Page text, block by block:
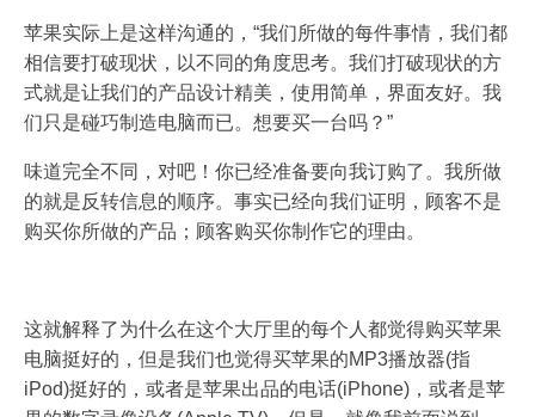
苹果实际上是这样沟通的，“我们所做的每件事情，我们都
相信要打破现状，以不同的角度思考。我们打破现状的方
式就是让我们的产品设计精美，使用简单，界面友好。我
们只是碰巧制造电脑而已。想要买一台吗？”
味道完全不同，对吧！你已经准备要向我订购了。我所做
的就是反转信息的顺序。事实已经向我们证明，顾客不是
购买你所做的产品；顾客购买你制作它的理由。
这就解释了为什么在这个大厅里的每个人都觉得购买苹果
电脑挺好的，但是我们也觉得买苹果的MP3播放器(指
iPod)挺好的，或者是苹果出品的电话(iPhone)，或者是苹